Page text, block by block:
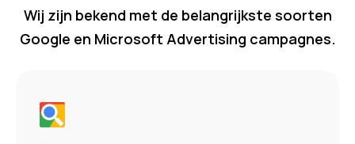
Wij zijn bekend met de belangrijkste soorten
Google en Microsoft Advertising campagnes.